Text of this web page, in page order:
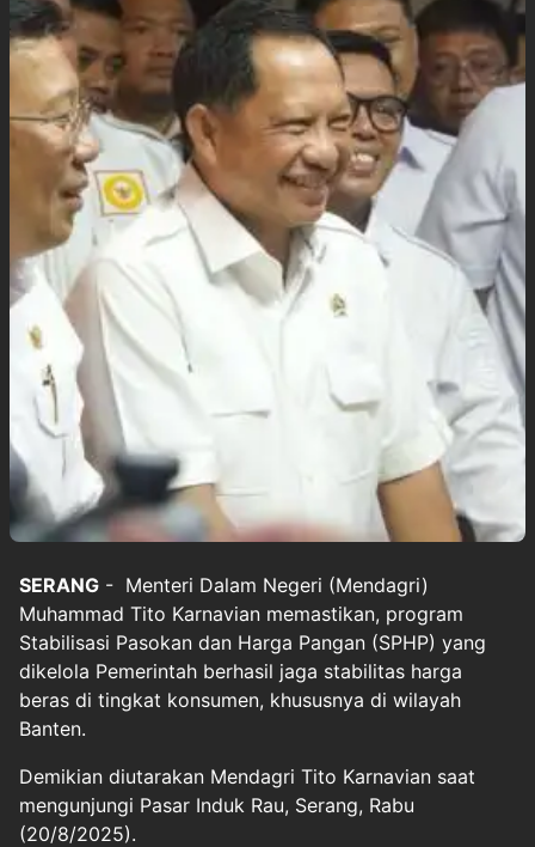
SERANG - Menteri Dalam Negeri (Mendagri)
Muhammad Tito Karnavian memastikan, program
Stabilisasi Pasokan dan Harga Pangan (SPHP) yang
dikelola Pemerintah berhasil jaga stabilitas harga
beras di tingkat konsumen, khususnya di wilayah
Banten.
Demikian diutarakan Mendagri Tito Karnavian saat
mengunjungi Pasar Induk Rau, Serang, Rabu
(20/8/2025).